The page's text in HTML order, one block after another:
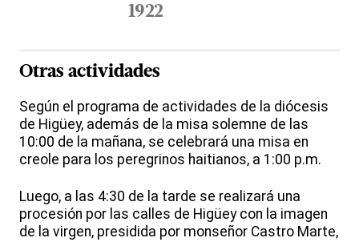
1922
Otras actividades
Según el programa de actividades de la diócesis
de Higüey, además de la misa solemne de las
10:00 de la mañana, se celebrará una misa en
creole para los peregrinos haitianos, a 1:00 p.m.
Luego, a las 4:30 de la tarde se realizará una
procesión por las calles de Higüey con la imagen
de la virgen, presidida por monseñor Castro Marte,